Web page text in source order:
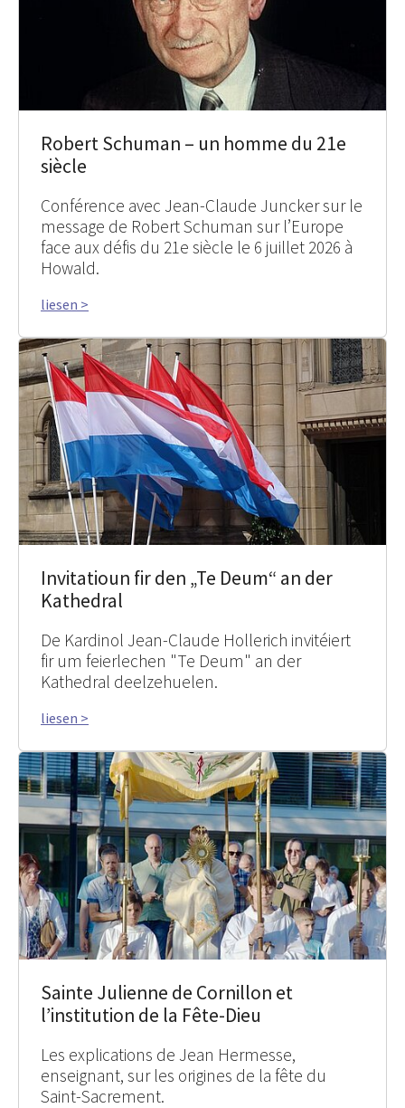
Robert Schuman – un homme du 21e
siècle
Conférence avec Jean-Claude Juncker sur le
message de Robert Schuman sur l’Europe
face aux défis du 21e siècle le 6 juillet 2026 à
Howald.
liesen >
Invitatioun fir den „Te Deum“ an der
Kathedral
De Kardinol Jean-Claude Hollerich invitéiert
fir um feierlechen "Te Deum" an der
Kathedral deelzehuelen.
liesen >
Sainte Julienne de Cornillon et
l’institution de la Fête-Dieu
Les explications de Jean Hermesse,
enseignant, sur les origines de la fête du
Saint-Sacrement.